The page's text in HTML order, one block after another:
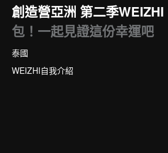
創造營亞洲 第二季WEIZHI
包！一起見證這份幸運吧
泰國
WEIZHI自我介紹